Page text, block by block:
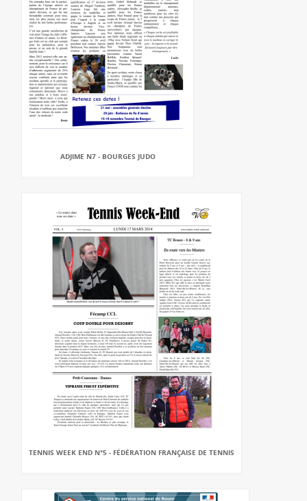
ADJIME N7 - BOURGES JUDO
TENNIS WEEK END N°5 - FÉDÉRATION FRANÇAISE DE TENNIS